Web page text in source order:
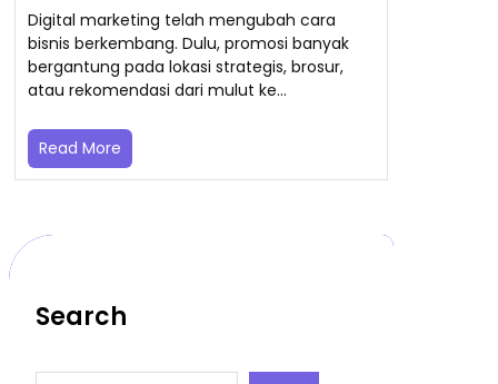
Digital marketing telah mengubah cara
bisnis berkembang. Dulu, promosi banyak
bergantung pada lokasi strategis, brosur,
atau rekomendasi dari mulut ke…
Read More
Search